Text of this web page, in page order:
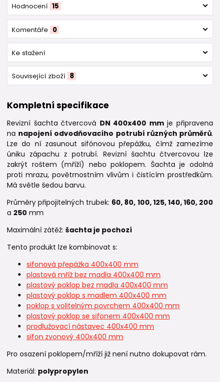
Hodnocení 15
Komentáře 0
Ke stažení
Související zboží 8
Kompletní specifikace
Revizní šachta čtvercová DN 400x400 mmje připravena
na napojení odvodňovacího potrubí různých průměrů.
Lze do ní zasunout sifónovou přepážku, čímž zamezíme
úniku zápachu z potrubí. Revizní šachtu čtvercovou lze
zakrýt roštem (mříží) nebo poklopem. Šachta je odolná
proti mrazu, povětrnostním vlivům i čistícím prostředkům.
Má světle šedou barvu.
Průměry připojitelných trubek: 60, 80, 100, 125, 140, 160, 200
a 250 mm
Maximální zátěž: šachta je pochozí
Tento produkt lze kombinovat s:
sifonová přepážka 400x400 mm
plastová mříž bez madla 400x400 mm
plastový poklop bez madla 400x400 mm
plastový poklop s madlem 400x400 mm
poklop s volitelným povrchem 400x400 mm
plastový poklop se sifonem 400x400 mm
prodlužovací nástavec 400x400 mm
sifon zvonový 400x400 mm
Pro osazení poklopem/mříží již není nutno dokupovat rám.
Materiál: polypropylen